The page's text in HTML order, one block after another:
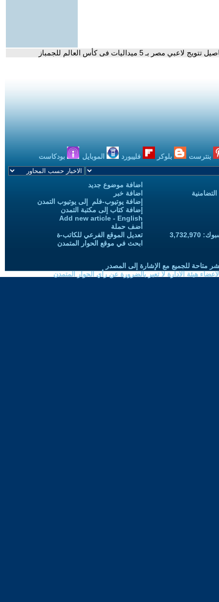
5 ميداليات فى كأس العالم للجمباز
بنترست بلوكر فليبورد الموبايل بودكاست
اضافة موضوع جديد
اضافة خبر
إضافة يوتيوب-فلم إلى يوتيوب التمدن
إضافة كتاب إلى مكتبة التمدن
Add new article - English
أضف حملة
تعديل الموقع الفرعي للكاتب-ة
ابحث في موقع الحوار المتمدن
متاحة للجميع مع الإشارة إلى المصدر
هيئة الادارة لا تعبر بالضرورة عن رأي الحوار المتمدن